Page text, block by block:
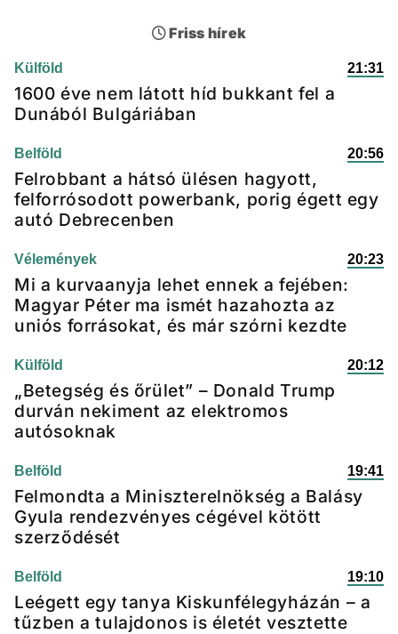
Friss hírek
Külföld 21:31
1600 éve nem látott híd bukkant fel a
Dunából Bulgáriában
Belföld 20:56
Felrobbant a hátsó ülésen hagyott,
felforrósodott powerbank, porig égett egy
autó Debrecenben
Vélemények 20:23
Mi a kurvaanyja lehet ennek a fejében:
Magyar Péter ma ismét hazahozta az
uniós forrásokat, és már szórni kezdte
Külföld 20:12
„Betegség és őrület” – Donald Trump
durván nekiment az elektromos
autósoknak
Belföld 19:41
Felmondta a Miniszterelnökség a Balásy
Gyula rendezvényes cégével kötött
szerződését
Belföld 19:10
Leégett egy tanya Kiskunfélegyházán – a
tűzben a tulajdonos is életét vesztette